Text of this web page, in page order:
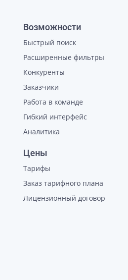
Возможности
Быстрый поиск
Расширенные фильтры
Конкуренты
Заказчики
Работа в команде
Гибкий интерфейс
Аналитика
Цены
Тарифы
Заказ тарифного плана
Лицензионный договор